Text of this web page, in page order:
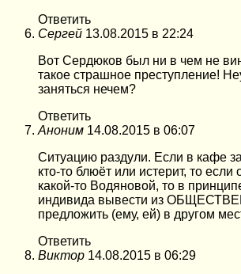
Ответить
Сергей 13.08.2015 в 22:24
Вот Сердюков был ни в чем не
такое страшное преступление!
заняться нечем?
Ответить
Аноним 14.08.2015 в 06:07
Ситуацию раздули. Если в кафе
кто-то блюёт или истерит, то если
какой-то Водяновой, то в
индивида вывести из
предложить (ему, ей) в другом
Ответить
Виктор 14.08.2015 в 06:29